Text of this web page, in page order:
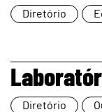
Diretório
page
Diretório